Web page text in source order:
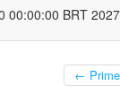
00:00:00 BRT 2027
←